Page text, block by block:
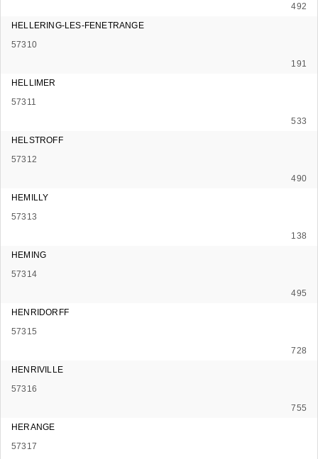
492
HELLERING-LES-FENETRANGE
57310
191
HELLIMER
57311
533
HELSTROFF
57312
490
HEMILLY
57313
138
HEMING
57314
495
HENRIDORFF
57315
728
HENRIVILLE
57316
755
HERANGE
57317